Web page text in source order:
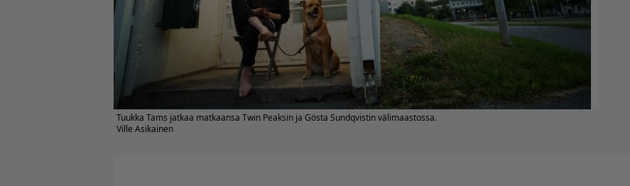
Tuukka Tams jatkaa matkaansa Twin Peaksin ja Gösta Sundqvistin välimaastossa.
Ville Asikainen